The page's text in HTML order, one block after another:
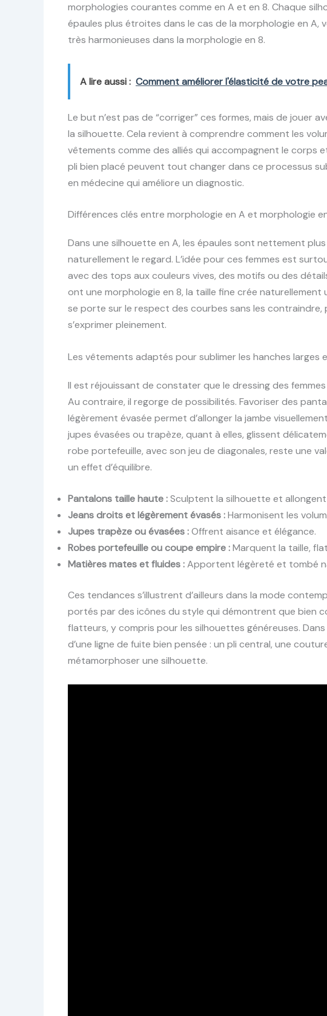
morphologies courantes comme en A et en 8. Chaque
épaules plus étroites dans le cas de la morphologie en A,
très harmonieuses dans la morphologie en 8.
A lire aussi : Comment améliorer l'élasticité de votre
Le but n’est pas de “corriger” ces formes, mais de jouer
la silhouette. Cela revient à comprendre comment les
vêtements comme des alliés qui accompagnent le corps
pli bien placé peuvent tout changer dans ce processus
en médecine qui améliore un diagnostic.
Différences clés entre morphologie en A et morphologie
Dans une silhouette en A, les épaules sont nettement
naturellement le regard. L’idée pour ces femmes est
avec des tops aux couleurs vives, des motifs ou des
ont une morphologie en 8, la taille fine crée
se porte sur le respect des courbes sans les
s’exprimer pleinement.
Les vêtements adaptés pour sublimer les hanches larges
Il est réjouissant de constater que le dressing des
Au contraire, il regorge de possibilités. Favoriser des
légèrement évasée permet d’allonger la jambe
jupes évasées ou trapèze, quant à elles, glissent
robe portefeuille, avec son jeu de diagonales, reste une
un effet d’équilibre.
Pantalons taille haute :Sculptent la silhouette et allongent
Jeans droits et légèrement évasés :Harmonisent les
Jupes trapèze ou évasées :Offrent aisance et élégance.
Robes portefeuille ou coupe empire :Marquent la taille,
Matières mates et fluides :Apportent légèreté et tombé
Ces tendances s’illustrent d’ailleurs dans la mode
portés par des icônes du style qui démontrent que bien
flatteurs, y compris pour les silhouettes généreuses.
d’une ligne de fuite bien pensée : un pli central, une
métamorphoser une silhouette.